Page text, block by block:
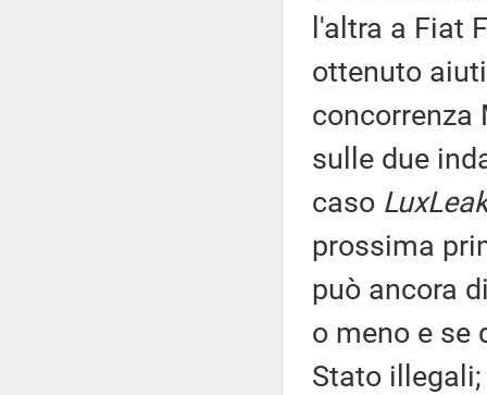
l'altra a Fiat
ottenuto
concorrenza
sulle due
caso
prossima
può ancora
o meno e se
Stato illegali;